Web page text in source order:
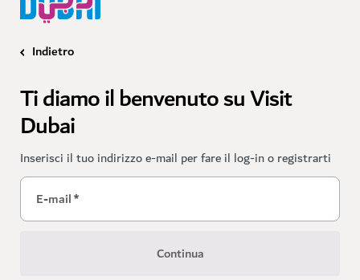
Indietro
Ti diamo il benvenuto su Visit
Dubai
Inserisci il tuo indirizzo e-mail per fare il log-in o registrarti
E-mail*
Continua